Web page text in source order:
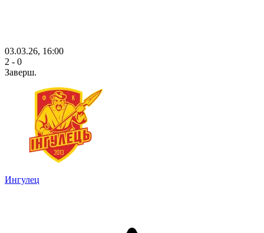
03.03.26, 16:00
2 - 0
Заверш.
Ингулец